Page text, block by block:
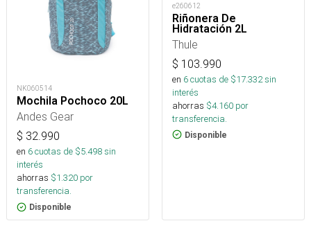
NK060514
Mochila Pochoco 20L
Andes Gear
$ 32.990
en 6cuotas de $5.498sin
interés
ahorras $1.320 por
transferencia.
Disponible
e260612
Riñonera De
Hidratación 2L
Thule
$ 103.990
en 6cuotas de $17.332sin
interés
ahorras $4.160 por
transferencia.
Disponible